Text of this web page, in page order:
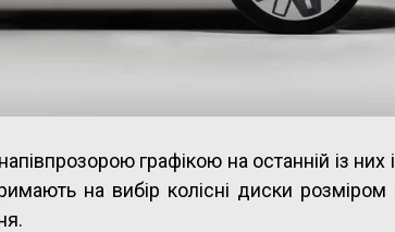
графікою на останній із них
на вибір колісні диски